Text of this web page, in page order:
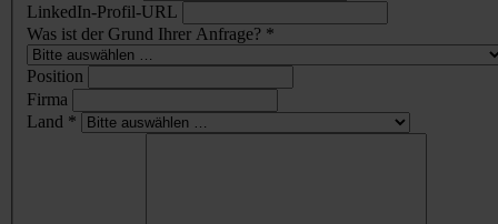
LinkedIn-Profil-URL
Was ist der Grund Ihrer Anfrage? *
Position
Firma
Land *